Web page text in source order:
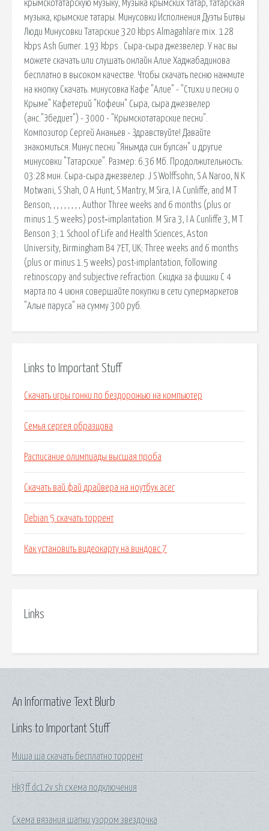
крымскотатарскую музыку, Музыка крымских татар, татарская
музыка, крымские татары. Минусовки Исполнения Дуэты Битвы
Люди Минусовки Татарские 320 kbps Almagahlare mix. 128
kbps Ash Gumer. 193 kbps . Сыра-сыра джезвелер. У нас вы
можете скачать или слушать онлайн Алие Хаджабадинова
бесплатно в высоком качестве. Чтобы скачать песню нажмите
на кнопку Скачать. минусовка Кафе "Алие" - "Стихи и песни о
Крыме" Кафетерий "Кофеин" Сыра, сыра джезвелер
(анс."Эбедиет") - 3000 - "Крымскотатарские песни".
Композитор Сергей Ананьев - Здравствуйте! Давайте
знакомиться. Минус песни "Янымда син булсан" и другие
минусовки "Татарские". Размер: 6.36 Мб. Продолжительность:
03:28 мин. Сыра-сыра джезвелер. J S Wolffsohn, S A Naroo, N K
Motwani, S Shah, O A Hunt, S Mantry, M Sira, I A Cunliffe, and M T
Benson, , , , , , , , , Author Three weeks and 6 months (plus or
minus 1.5 weeks) post‐implantation. M Sira 3, I A Cunliffe 3, M T
Benson 3; 1 School of Life and Health Sciences, Aston
University, Birmingham B4 7ET, UK; Three weeks and 6 months
(plus or minus 1.5 weeks) post-implantation, following
retinoscopy and subjective refraction. Скидка за фишки С 4
марта по 4 июня совершайте покупки в сети супермаркетов
"Алые паруса" на сумму 300 руб.
Links to Important Stuff
Скачать игры гонки по бездорожью на компьютер
Семья сергея образцова
Расписание олимпиады высшая проба
Скачать вай фай драйвера на ноутбук acer
Debian 5 скачать торрент
Как установить видеокарту на виндовс 7
Links
Links to Important Stuff
Миша ша скачать бесплатно торрент
Hk3ff dc12v sh схема подключения
Схема вязания шапки узором звездочка
An Informative Text Blurb